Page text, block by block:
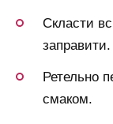
Скласти
заправити.
Ретельно
смаком.